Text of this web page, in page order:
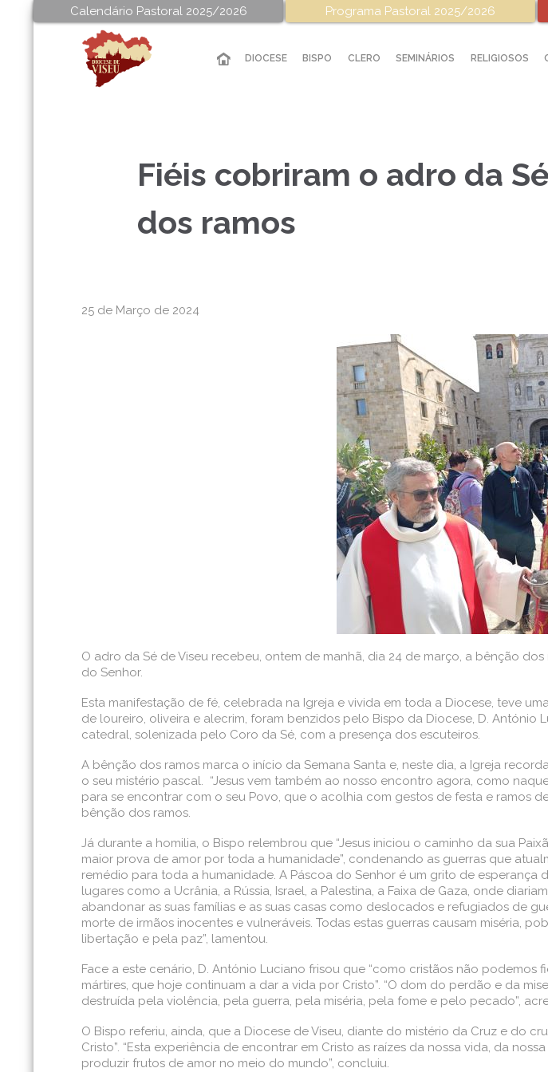
Calendário Pastoral 2025/2026 Programa Pastoral 2025/2026
DIOCESE BISPO CLERO SEMINÁRIOS RELIGIOSOS
Fiéis cobriram o adro da
dos ramos
25 de Março de 2024
O adro da Sé de Viseu recebeu, ontem de manhã, dia 24 de março, a bênção
do Senhor.
Esta manifestação de fé, celebrada na Igreja e vivida em toda a Diocese, teve
de loureiro, oliveira e alecrim, foram benzidos pelo Bispo da Diocese, D.
catedral, solenizada pelo Coro da Sé, com a presença dos escuteiros.
A bênção dos ramos marca o início da Semana Santa e, neste dia, a Igreja
o seu mistério pascal. “Jesus vem também ao nosso encontro agora, como
para se encontrar com o seu Povo, que o acolhia com gestos de festa e ramos
bênção dos ramos.
Já durante a homilia, o Bispo relembrou que “Jesus iniciou o caminho da sua
maior prova de amor por toda a humanidade”, condenando as guerras que
remédio para toda a humanidade. A Páscoa do Senhor é um grito de
lugares como a Ucrânia, a Rússia, Israel, a Palestina, a Faixa de Gaza, onde
abandonar as suas famílias e as suas casas como deslocados e refugiados de
morte de irmãos inocentes e vulneráveis. Todas estas guerras causam miséria,
libertação e pela paz”, lamentou.
Face a este cenário, D. António Luciano frisou que “como cristãos não
mártires, que hoje continuam a dar a vida por Cristo”. “O dom do perdão e da
destruída pela violência, pela guerra, pela miséria, pela fome e pelo pecado”,
O Bispo referiu, ainda, que a Diocese de Viseu, diante do mistério da Cruz e do
Cristo”. “Esta experiência de encontrar em Cristo as raízes da nossa vida, da
produzir frutos de amor no meio do mundo”, concluiu.